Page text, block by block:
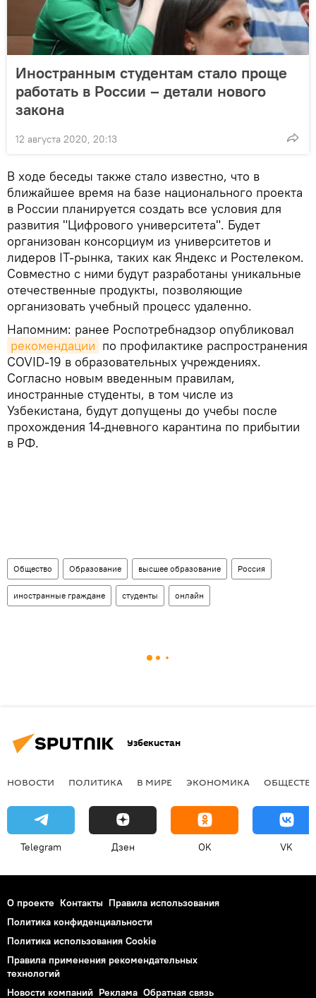
Иностранным студентам стало проще
работать в России – детали нового
закона
12 августа 2020, 20:13
В ходе беседы также стало известно, что в
ближайшее время на базе национального проекта
в России планируется создать все условия для
развития "Цифрового университета". Будет
организован консорциум из университетов и
лидеров IT-рынка, таких как Яндекс и Ростелеком.
Совместно с ними будут разработаны уникальные
отечественные продукты, позволяющие
организовать учебный процесс удаленно.
Напомним: ранее Роспотребнадзор опубликовал
рекомендации по профилактике распространения
COVID-19 в образовательных учреждениях.
Согласно новым введенным правилам,
иностранные студенты, в том числе из
Узбекистана, будут допущены до учебы после
прохождения 14-дневного карантина по прибытии
в РФ.
Общество Образование высшее образование Россия
иностранные граждане студенты онлайн
Узбекистан
НОВОСТИ ПОЛИТИКА В МИРЕ ЭКОНОМИКА
Telegram Дзен OK VK
О проекте Контакты Правила использования
Политика конфиденциальности
Политика использования Cookie
Правила применения рекомендательных
технологий
Новости компаний Реклама Обратная связь